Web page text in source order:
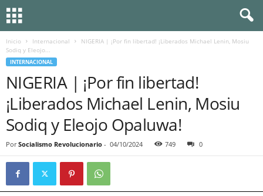
Inicio Internacional
NIGERIA | ¡Por fin libertad! ¡Liberados Michael Lenin, Mosiu
Sodiq y Eleojo...
INTERNACIONAL
NIGERIA | ¡Por fin libertad!
¡Liberados Michael Lenin, Mosiu
Sodiq y Eleojo Opaluwa!
Por Socialismo Revolucionario - 04/10/2024 749 0